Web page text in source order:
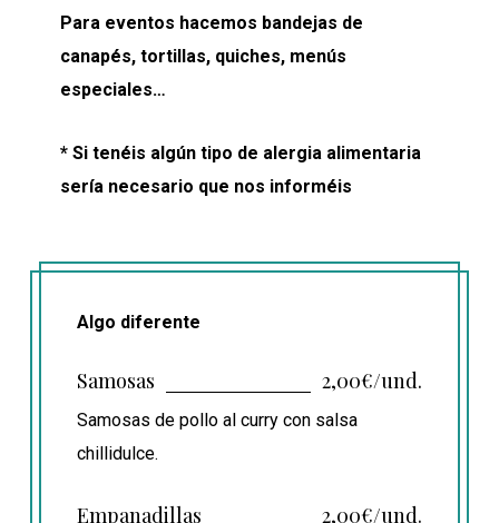
Para eventos hacemos bandejas de
canapés, tortillas, quiches, menús
especiales…
* Si tenéis algún tipo de alergia alimentaria
sería necesario que nos informéis
Algo diferente
Samosas 2,00€/und.
Samosas de pollo al curry con salsa
chillidulce.
Empanadillas 2,00€/und.